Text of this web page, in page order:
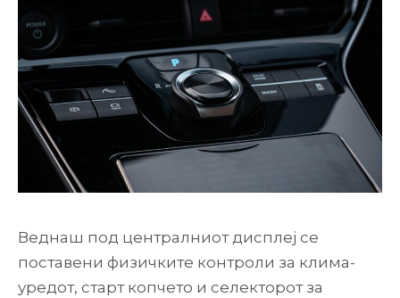
Веднаш под централниот дисплеј се
поставени физичките контроли за клима-
уредот, старт копчето и селекторот за